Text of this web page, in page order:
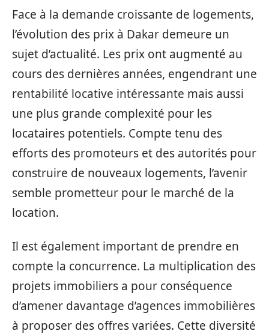
Face à la demande croissante de logements,
l’évolution des prix à Dakar demeure un
sujet d’actualité. Les prix ont augmenté au
cours des dernières années, engendrant une
rentabilité locative intéressante mais aussi
une plus grande complexité pour les
locataires potentiels. Compte tenu des
efforts des promoteurs et des autorités pour
construire de nouveaux logements, l’avenir
semble prometteur pour le marché de la
location.
Il est également important de prendre en
compte la concurrence. La multiplication des
projets immobiliers a pour conséquence
d’amener davantage d’agences immobilières
à proposer des offres variées. Cette diversité